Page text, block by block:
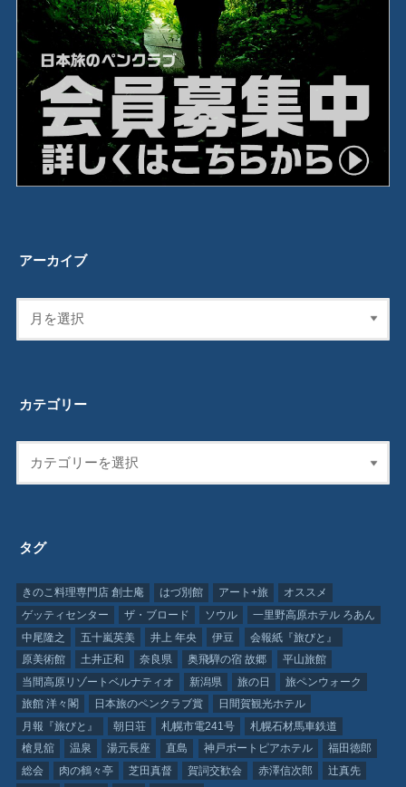
アーカイブ
カテゴリー
タグ
きのこ料理専門店 創士庵 はづ別館 アート+旅
オススメ
ゲッティセンター
ザ・ブロード ソウル
一里野高原ホテル ろあん
中尾隆之
五十嵐英美 井上 年央 伊豆
会報紙『旅びと』
原美術館
土井正和 奈良県 奥飛騨の宿 故郷
平山旅館
当間高原リゾートベルナティオ
新潟県 旅の日
旅ペンウォーク
旅館 洋々閣
日本旅のペンクラブ賞
日間賀観光ホテル
月報『旅びと』
朝日荘 札幌市電241号
札幌石材馬車鉄道
槍見舘
温泉 湯元長座 直島 神戸ポートピアホテル
福田徳郎
総会
肉の鶴々亭 芝田真督 賀詞交歓会 赤澤信次郎
辻真先